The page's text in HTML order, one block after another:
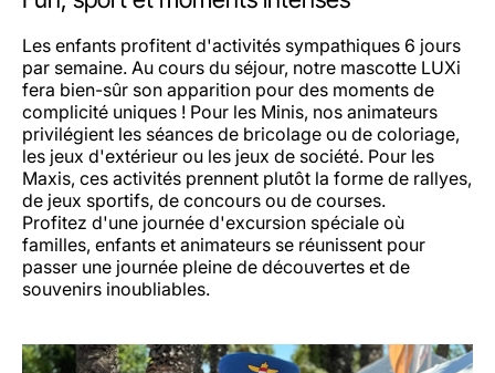
Les enfants profitent d'activités sympathiques 6 jours
par semaine. Au cours du séjour, notre mascotte LUXi
fera bien-sûr son apparition pour des moments de
complicité uniques ! Pour les Minis, nos animateurs
privilégient les séances de bricolage ou de coloriage,
les jeux d'extérieur ou les jeux de société. Pour les
Maxis, ces activités prennent plutôt la forme de rallyes,
de jeux sportifs, de concours ou de courses.
Profitez d'une journée d'excursion spéciale où
familles, enfants et animateurs se réunissent pour
passer une journée pleine de découvertes et de
souvenirs inoubliables.